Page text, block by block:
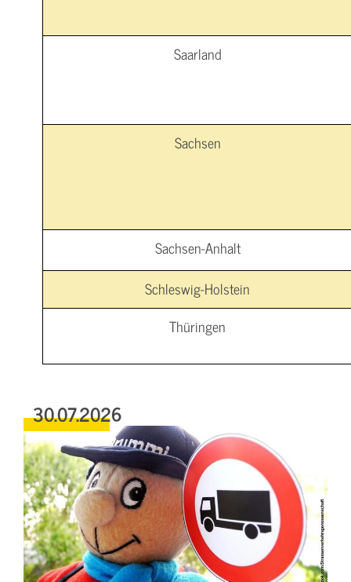
Saarland
Sachsen
Sachsen-Anhalt
Schleswig-Holstein
Thüringen
30.07.2026